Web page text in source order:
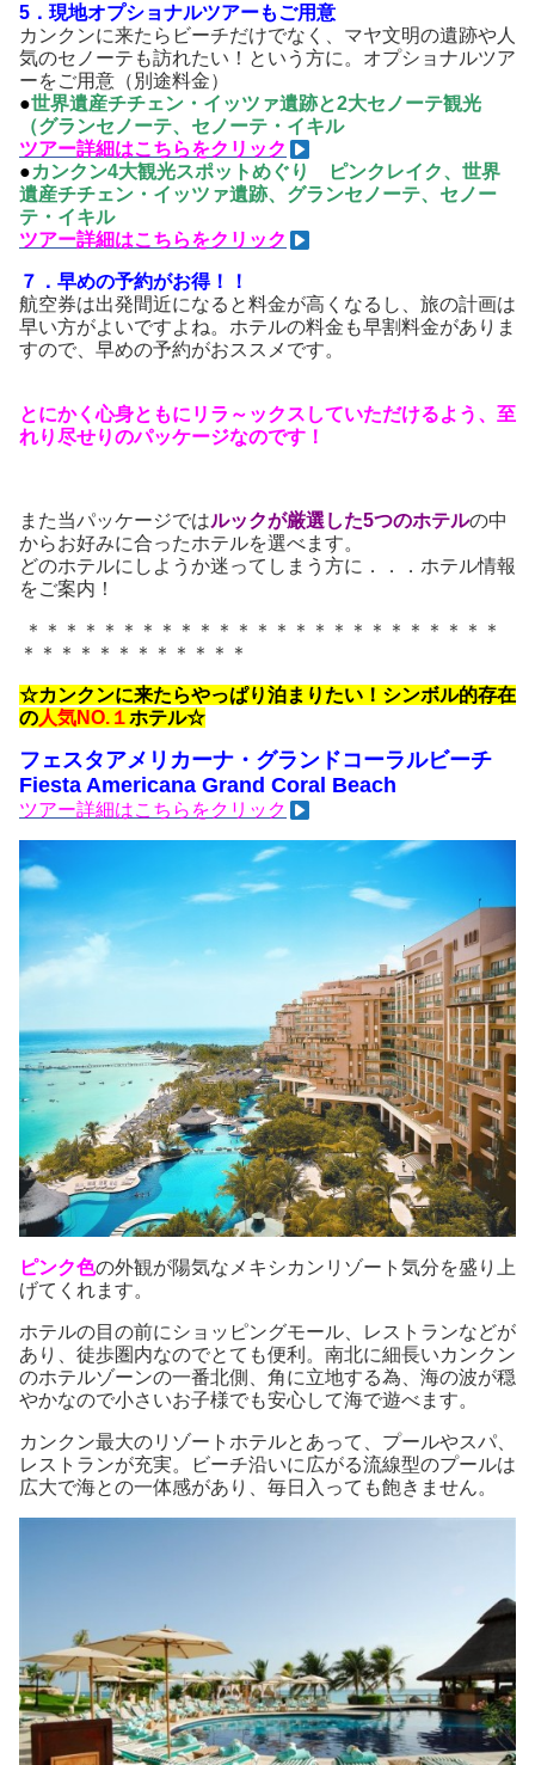
5．現地オプショナルツアーもご用意
カンクンに来たらビーチだけでなく、マヤ文明の遺跡や人
気のセノーテも訪れたい！という方に。オプショナルツア
ーをご用意（別途料金）
●世界遺産チチェン・イッツァ遺跡と2大セノーテ観光
（グランセノーテ、セノーテ・イキル
ツアー詳細はこちらをクリック
●カンクン4大観光スポットめぐり ピンクレイク、世界
遺産チチェン・イッツァ遺跡、グランセノーテ、セノー
テ・イキル
ツアー詳細はこちらをクリック
７．早めの予約がお得！！
航空券は出発間近になると料金が高くなるし、旅の計画は
早い方がよいですよね。ホテルの料金も早割料金がありま
すので、早めの予約がおススメです。
とにかく心身ともにリラ～ックスしていただけるよう、至
れり尽せりのパッケージなのです！
また当パッケージではルックが厳選した5つのホテルの中
からお好みに合ったホテルを選べます。
どのホテルにしようか迷ってしまう方に．．．ホテル情報
をご案内！
＊＊＊＊＊＊＊＊＊＊＊＊＊＊＊＊＊＊＊＊＊＊＊＊＊
＊＊＊＊＊＊＊＊＊＊＊＊
☆カンクンに来たらやっぱり泊まりたい！シンボル的存在
の人気NO.１ホテル☆
フェスタアメリカーナ・グランドコーラルビーチ
Fiesta Americana Grand Coral Beach
ツアー詳細はこちらをクリック
ピンク色の外観が陽気なメキシカンリゾート気分を盛り上
げてくれます。
ホテルの目の前にショッピングモール、レストランなどが
あり、徒歩圏内なのでとても便利。南北に細長いカンクン
のホテルゾーンの一番北側、角に立地する為、海の波が穏
やかなので小さいお子様でも安心して海で遊べます。
カンクン最大のリゾートホテルとあって、プールやスパ、
レストランが充実。ビーチ沿いに広がる流線型のプールは
広大で海との一体感があり、毎日入っても飽きません。